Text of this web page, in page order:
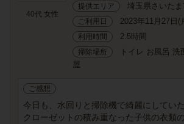
40代 女性
提供エリア 埼玉県さいたま
ご利用日 2023年11月27日(
利用時間 2.5時間
掃除場所
トイレ お風呂
屋
ご感想
今日も、水回りと掃除機で綺麗にしてい
クローゼットの積み重なった子供の衣類